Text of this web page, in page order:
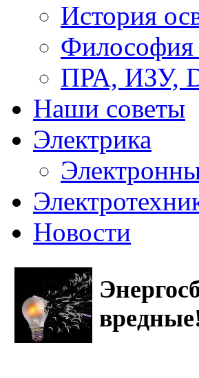
История
Философия
ПРА, ИЗУ,
Наши советы
Электрика
Новости